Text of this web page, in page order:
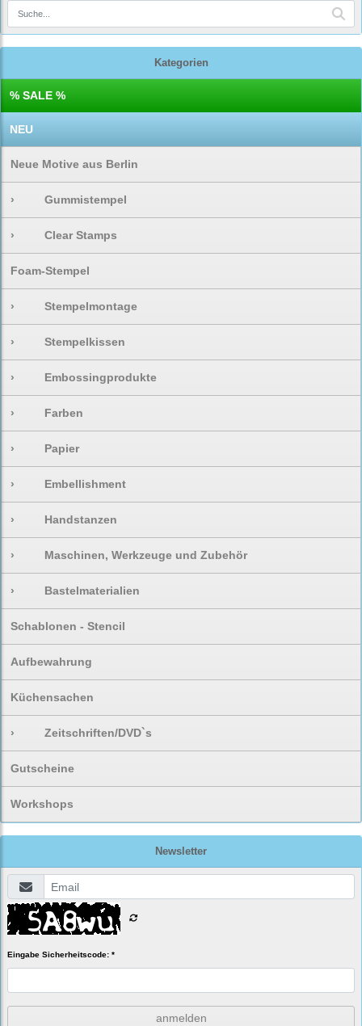
Kategorien
% SALE %
NEU
Neue Motive aus Berlin
› Gummistempel
› Clear Stamps
Foam-Stempel
› Stempelmontage
› Stempelkissen
› Embossingprodukte
› Farben
› Papier
› Embellishment
› Handstanzen
› Maschinen, Werkzeuge und Zubehör
› Bastelmaterialien
Schablonen - Stencil
Aufbewahrung
Küchensachen
› Zeitschriften/DVD`s
Gutscheine
Workshops
Newsletter
Eingabe Sicherheitscode: *
anmelden